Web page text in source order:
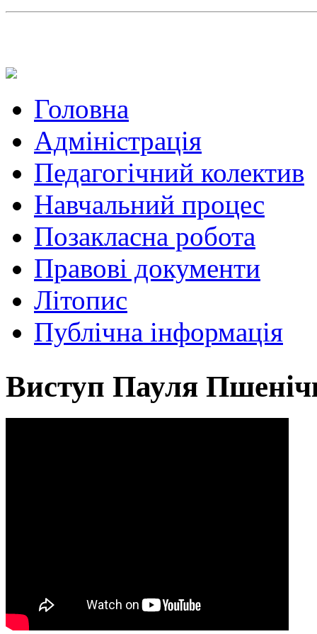
Головна
Адміністрація
Педагогічний колектив
Навчальний процес
Позакласна робота
Правові документи
Літопис
Публічна інформація
Виступ Пауля